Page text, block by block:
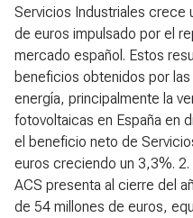
Servicios Industriales crece
de euros impulsado por el
mercado español. Estos
beneficios obtenidos por
energía, principalmente la
fotovoltaicas en España en
el beneficio neto de
euros creciendo un 3,3%. 2.
ACS presenta al cierre del
de 54 millones de euros,